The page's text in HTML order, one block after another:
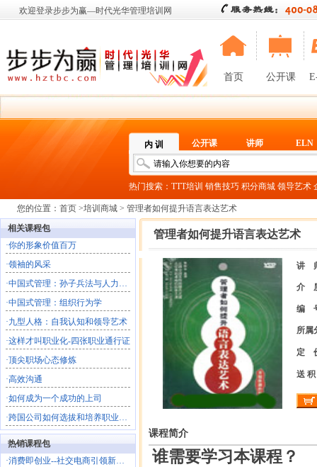
欢迎登录步步为赢—时代光华管理培训网
首页 公开课
内 训 公开课 讲师 ELN
热门搜索： TTT培训 销售技巧 积分商城 领导艺术
您的位置： 首页 >培训商城 > 管理者如何提升语言表达艺术
相关课程包
·你的形象价值百万
·领袖的风采
·中国式管理：孙子兵法与人力自动化
·中国式管理：组织行为学
·九型人格：自我认知和领导艺术
·这样才叫职业化-四张职业通行证
·顶尖职场心态修炼
·高效沟通
·如何成为一个成功的上司
·跨国公司如何选拔和培养职业经理人
热销课程包
·消费即创业--社交电商引领新商业文明
管理者如何提升语言表达艺术
讲
介
编
所属
定
送
课程简介
谁需要学习本课程？